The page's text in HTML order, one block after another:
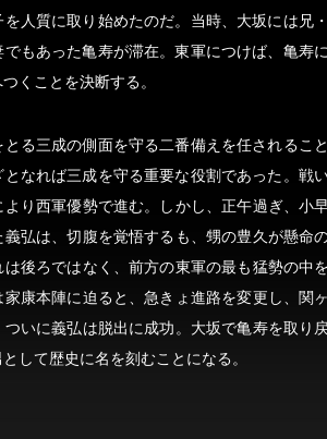
人質に取り始めたのだ。当時、大坂には兄
もあった亀寿が滞在。東軍につけば、亀寿
くことを決断する。
る三成の側面を守る二番備えを任されるこ
なれば三成を守る重要な役割であった。戦
り西軍優勢で進む。しかし、正午過ぎ、
弘は、切腹を覚悟するも、甥の豊久が懸
後ろではなく、前方の東軍の最も猛勢の
家康本陣に迫ると、急きょ進路を変更し、
ついに義弘は脱出に成功。大坂で亀寿を取
して歴史に名を刻むことになる。